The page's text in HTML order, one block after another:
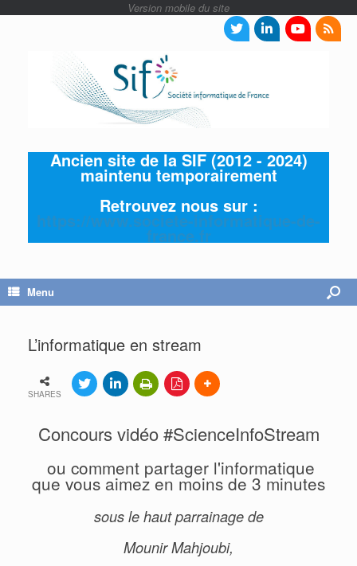
Ancien site de la SIF (2012 - 2024)
maintenu temporairement
Retrouvez nous sur :
https://www.societe-informatique-de-
france.fr
Menu
L’informatique en stream
SHARES
Concours vidéo #ScienceInfoStream
ou comment partager l'informatique
que vous aimez en moins de 3 minutes
sous le haut parrainage de
Mounir Mahjoubi,